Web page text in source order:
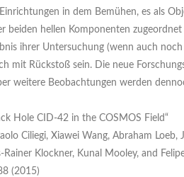
in dem Bemühen, es als
beiden hellen Komponenten
ihrer Untersuchung (wenn auch
mit Rückstoß sein. Die neue
weitere Beobachtungen werden
Hole CID-42 in the COSMOS Field“
Ciliegi, Xiawei Wang, Abraham Loeb,
Klockner, Kunal Mooley, and
(2015)